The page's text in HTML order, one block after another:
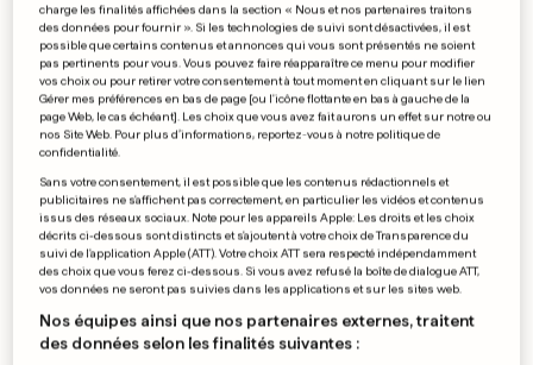
FRANCE
Israël, Gaza... des députés
cherchent à élever le débat
15 0
SPORT
«L'atmosphère est unique au
marathon de Luxembourg»
39
charge les finalités affichées dans la section « Nous et nos partenaires traitons
des données pour fournir ». Si les technologies de suivi sont désactivées, il est
possible que certains contenus et annonces qui vous sont présentés ne soient
pas pertinents pour vous. Vous pouvez faire réapparaître ce menu pour modifier
vos choix ou pour retirer votre consentement à tout moment en cliquant sur le lien
Gérer mes préférences en bas de page [ou l'icône flottante en bas à gauche de la
page Web, le cas échéant]. Les choix que vous avez fait aurons un effet sur notre ou
nos Site Web. Pour plus d’informations, reportez-vous à notre politique de
confidentialité.
Sans votre consentement, il est possible que les contenus rédactionnels et
publicitaires ne s'affichent pas correctement, en particulier les vidéos et contenus
issus des réseaux sociaux. Note pour les appareils Apple: Les droits et les choix
décrits ci-dessous sont distincts et s'ajoutent à votre choix de Transparence du
suivi de l'application Apple (ATT). Votre choix ATT sera respecté indépendamment
des choix que vous ferez ci-dessous. Si vous avez refusé la boîte de dialogue ATT,
vos données ne seront pas suivies dans les applications et sur les sites web.
Nos équipes ainsi que nos partenaires externes, traitent
des données selon les finalités suivantes :